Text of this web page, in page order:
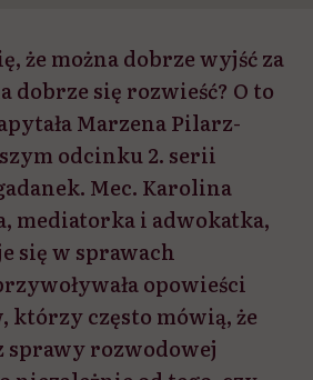
że można dobrze wyjść za
dobrze się rozwieść? O to
Marzena Pilarz-
odcinku 2. serii
Mec. Karolina
mediatorka i adwokatka,
się w sprawach
opowieści
często mówią, że
sprawy rozwodowej